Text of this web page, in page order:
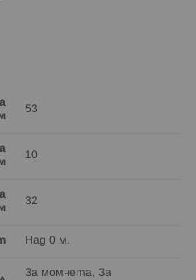
53
10
32
Над 0 м.
За момчета, За